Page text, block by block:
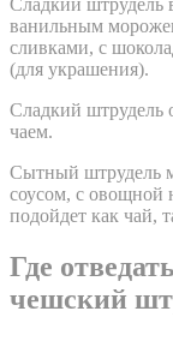
Сладкий штрудель
ванильным
сливками, с
(для украшения).
Сладкий штрудель
чаем.
Сытный штрудель
соусом, с овощной
подойдет как чай,
Где
чешский